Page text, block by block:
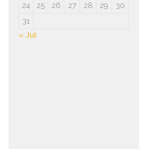
24
25 26 27 28 29
30
31
« Jul